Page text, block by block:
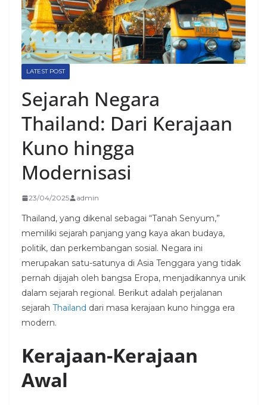
LATEST POST
Sejarah Negara
Thailand: Dari Kerajaan
Kuno hingga
Modernisasi
23/04/2025 admin
Thailand, yang dikenal sebagai “Tanah Senyum,”
memiliki sejarah panjang yang kaya akan budaya,
politik, dan perkembangan sosial. Negara ini
merupakan satu-satunya di Asia Tenggara yang tidak
pernah dijajah oleh bangsa Eropa, menjadikannya unik
dalam sejarah regional. Berikut adalah perjalanan
sejarah Thailand dari masa kerajaan kuno hingga era
modern.
Kerajaan-Kerajaan
Awal